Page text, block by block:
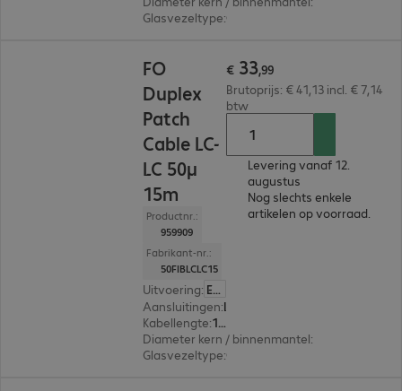
Glasvezeltype:
FO
Duplex
Patch
Cable LC-
LC 50µ
15m
Productnr.:
959909
Fabrikant-nr.:
50FIBLCLC15
Uitvoering: Europa
Aansluitingen:
Kabellengte: 15 m
Diameter kern / binnenmantel:
Glasvezeltype:
€ 33,99
Brutoprijs: € 41,13 incl. € 7,14
btw
Levering vanaf 12.
augustus
Nog slechts enkele
artikelen op voorraad.